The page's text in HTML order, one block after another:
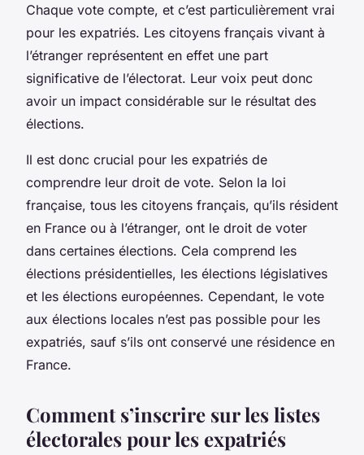
Chaque vote compte, et c’est particulièrement vrai
pour les expatriés. Les citoyens français vivant à
l’étranger représentent en effet une part
significative de l’électorat. Leur voix peut donc
avoir un impact considérable sur le résultat des
élections.
Il est donc crucial pour les expatriés de
comprendre leur droit de vote. Selon la loi
française, tous les citoyens français, qu’ils résident
en France ou à l’étranger, ont le droit de voter
dans certaines élections. Cela comprend les
élections présidentielles, les élections législatives
et les élections européennes. Cependant, le vote
aux élections locales n’est pas possible pour les
expatriés, sauf s’ils ont conservé une résidence en
France.
Comment s’inscrire sur les listes
électorales pour les expatriés